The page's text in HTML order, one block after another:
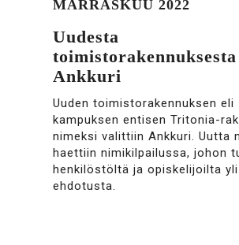
MARRASKUU 2022
Uudesta
toimistorakennuksesta
Ankkuri
Uuden toimistorakennuksen eli
kampuksen entisen Tritonia-
nimeksi valittiin Ankkuri. Uutta
haettiin nimikilpailussa, johon
henkilöstöltä ja opiskelijoilta yli
ehdotusta.